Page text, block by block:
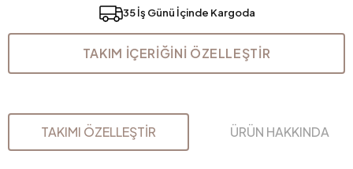
35 İş Günü İçinde Kargoda
TAKIM İÇERİĞİNİ ÖZELLEŞTİR
TAKIMI ÖZELLEŞTİR ÜRÜN HAKKINDA